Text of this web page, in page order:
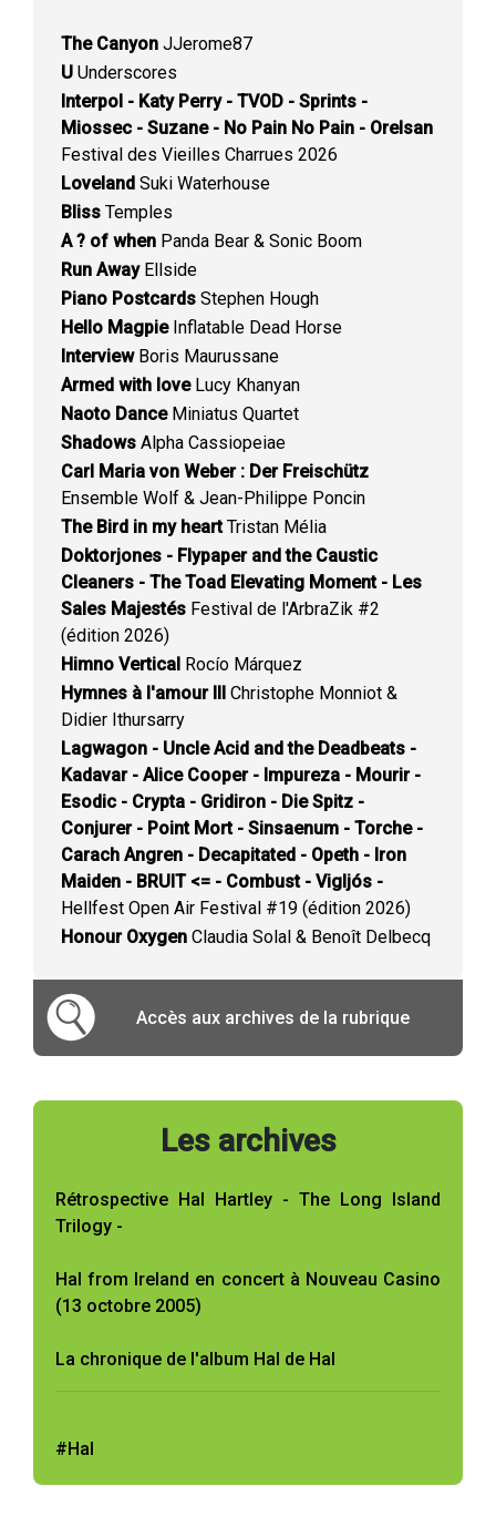
The Canyon JJerome87
U Underscores
Interpol - Katy Perry - TVOD - Sprints -
Miossec - Suzane - No Pain No Pain - Orelsan
Festival des Vieilles Charrues 2026
Loveland Suki Waterhouse
Bliss Temples
A ? of when Panda Bear & Sonic Boom
Run AwayEllside
Piano Postcards Stephen Hough
Hello MagpieInflatable Dead Horse
InterviewBoris Maurussane
Armed with loveLucy Khanyan
Naoto DanceMiniatus Quartet
Shadows Alpha Cassiopeiae
Carl Maria von Weber : Der Freischütz
Ensemble Wolf & Jean-Philippe Poncin
The Bird in my heartTristan Mélia
Doktorjones - Flypaper and the Caustic
Cleaners - The Toad Elevating Moment - Les
Sales Majestés Festival de l'ArbraZik #2
(édition 2026)
Himno Vertical Rocío Márquez
Hymnes à l'amour III Christophe Monniot &
Didier Ithursarry
Lagwagon - Uncle Acid and the Deadbeats -
Kadavar - Alice Cooper - Impureza - Mourir -
Esodic - Crypta - Gridiron - Die Spitz -
Conjurer - Point Mort - Sinsaenum - Torche -
Carach Angren - Decapitated - Opeth - Iron
Maiden - BRUIT <= - Combust - Vigljós -
Hellfest Open Air Festival #19 (édition 2026)
Honour Oxygen Claudia Solal & Benoît Delbecq
Accès aux archives de la rubrique
Les archives
Rétrospective Hal Hartley - The Long Island
Trilogy -
Hal from Ireland en concert à Nouveau Casino
(13 octobre 2005)
La chronique de l'album Hal de Hal
#Hal